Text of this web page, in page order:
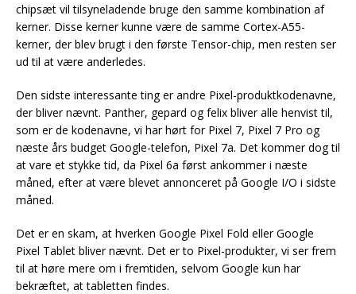
chipsæt vil tilsyneladende bruge den samme kombination af
kerner. Disse kerner kunne være de samme Cortex-A55-
kerner, der blev brugt i den første Tensor-chip, men resten ser
ud til at være anderledes.
Den sidste interessante ting er andre Pixel-produktkodenavne,
der bliver nævnt. Panther, gepard og felix bliver alle henvist til,
som er de kodenavne, vi har hørt for Pixel 7, Pixel 7 Pro og
næste års budget Google-telefon, Pixel 7a. Det kommer dog til
at vare et stykke tid, da Pixel 6a først ankommer i næste
måned, efter at være blevet annonceret på Google I/O i sidste
måned.
Det er en skam, at hverken Google Pixel Fold eller Google
Pixel Tablet bliver nævnt. Det er to Pixel-produkter, vi ser frem
til at høre mere om i fremtiden, selvom Google kun har
bekræftet, at tabletten findes.